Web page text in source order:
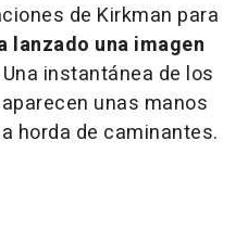
de Kirkman para
lanzado una imagen
Una instantánea de los
unas manos
horda de caminantes.